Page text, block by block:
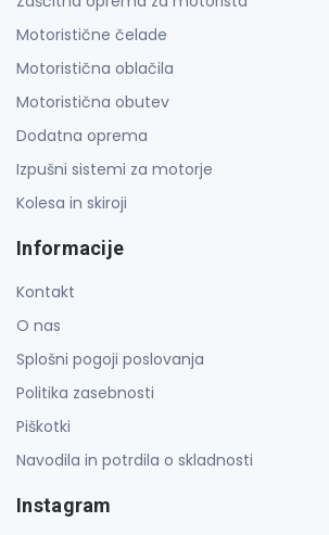
Motoristične čelade
Motoristična oblačila
Motoristična obutev
Dodatna oprema
Izpušni sistemi za motorje
Kolesa in skiroji
Informacije
Kontakt
O nas
Splošni pogoji poslovanja
Politika zasebnosti
Piškotki
Navodila in potrdila o skladnosti
Instagram